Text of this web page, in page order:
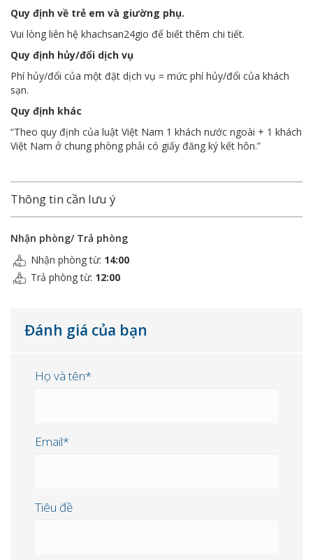
Quy định về trẻ em và giường phụ.
Vui lòng liên hệ khachsan24gio để biết thêm chi tiết.
Quy định hủy/đổi dịch vụ
Phí hủy/đổi của một đặt dịch vụ = mức phí hủy/đổi của khách
sạn.
Quy định khác
“Theo quy định của luật Việt Nam 1 khách nước ngoài + 1 khách
Việt Nam ở chung phòng phải có giấy đăng ký kết hôn.”
Thông tin cần lưu ý
Nhận phòng/ Trả phòng
Nhận phòng từ: 14:00
Trả phòng từ: 12:00
Đánh giá của bạn
Họ và tên*
Email*
Tiêu đề